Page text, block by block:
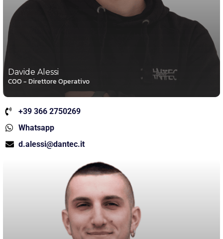
Davide Alessi
COO - Direttore Operativo
+39 366 2750269
Whatsapp
d.alessi@dantec.it